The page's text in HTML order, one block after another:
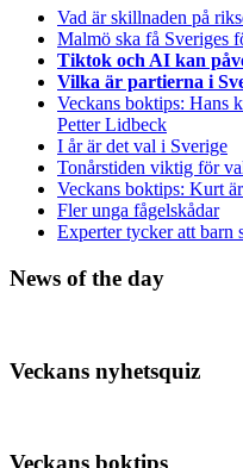
Vad är skillnaden på
Malmö ska få Sveriges
Tiktok och AI kan
Vilka är partierna i
Veckans boktips: Hans
Petter Lidbeck
I år är det val i Sverige
Tonårstiden viktig för
Veckans boktips: Kurt
Fler unga fågelskådar
Experter tycker att barn
News of the day
Veckans nyhetsquiz
Veckans boktips